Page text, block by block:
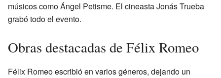
músicos como Ángel Petisme. El cineasta Jonás Trueba
grabó todo el evento.
Obras destacadas de Félix Romeo
Félix Romeo escribió en varios géneros, dejando un